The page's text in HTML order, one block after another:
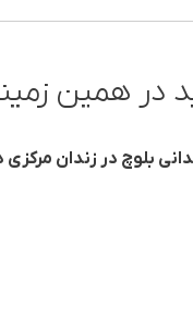
در همین
بلوچ در زندان مرکزی